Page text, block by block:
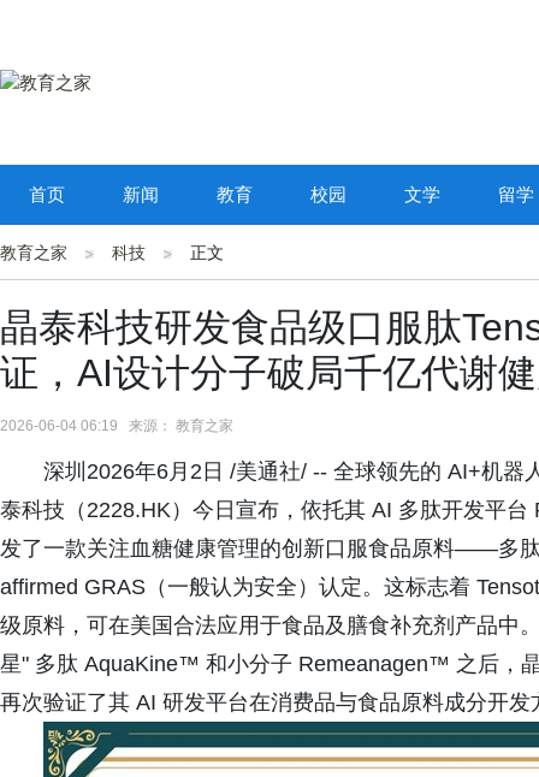
首页 新闻 教育 校园 文学 留学
教育之家 科技 正文
晶泰科技研发食品级口服肽
证，AI设计分子破局千亿代谢
2026-06-04 06:19 来源： 教育之家
深圳2026年6月2日 /美通社/ -- 全球领先的 AI+机器
泰科技（2228.HK）今日宣布，依托其 AI 多肽开发平
发了一款关注血糖健康管理的创新口服食品原料——多
affirmed GRAS（一般认为安全）认定。这标志着
级原料，可在美国合法应用于食品及膳食补充剂产品中
星" 多肽 AquaKine™ 和小分子 Remeanagen™ 之后，
再次验证了其 AI 研发平台在消费品与食品原料成分开